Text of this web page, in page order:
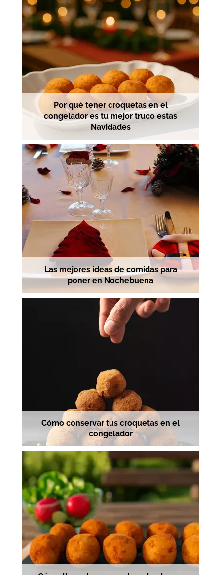
Por qué tener croquetas en el
congelador es tu mejor truco estas
Navidades
Las mejores ideas de comidas para
poner en Nochebuena
Cómo conservar tus croquetas en el
congelador